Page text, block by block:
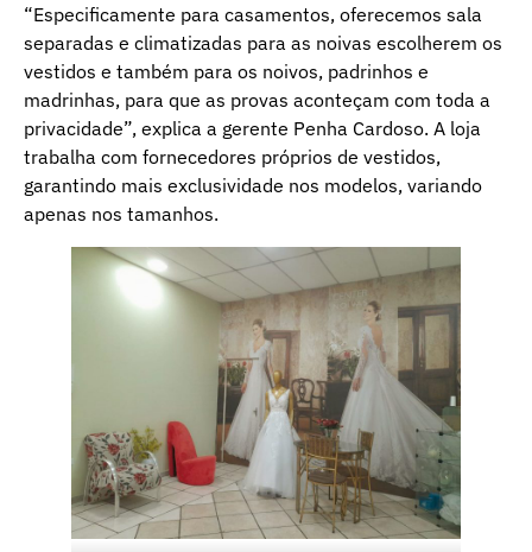
“Especificamente para casamentos, oferecemos sala
separadas e climatizadas para as noivas escolherem os
vestidos e também para os noivos, padrinhos e
madrinhas, para que as provas aconteçam com toda a
privacidade”, explica a gerente Penha Cardoso. A loja
trabalha com fornecedores próprios de vestidos,
garantindo mais exclusividade nos modelos, variando
apenas nos tamanhos.